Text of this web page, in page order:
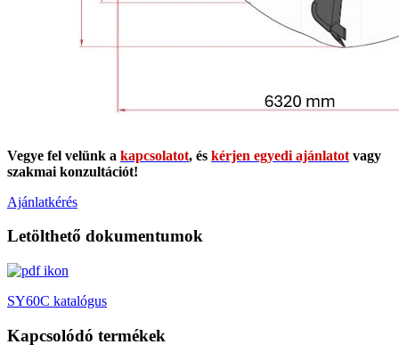
Vegye fel velünk a kapcsolatot, és kérjen egyedi ajánlatot vagy
szakmai konzultációt!
Ajánlatkérés
Letölthető dokumentumok
SY60C katalógus
Kapcsolódó termékek